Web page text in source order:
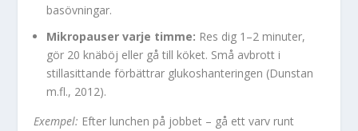
basövningar.
Mikropauser varje timme: Res dig 1–2 minuter,
gör 20 knäböj eller gå till köket. Små avbrott i
stillasittande förbättrar glukoshanteringen (Dunstan
m.fl., 2012).
Exempel: Efter lunchen på jobbet – gå ett varv runt